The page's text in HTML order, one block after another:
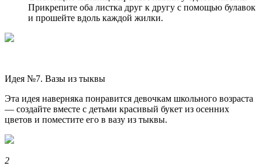
Прикрепите оба листка друг к другу с помощью булавок
и прошейте вдоль каждой жилки.
Идея №7. Вазы из тыквы
Эта идея наверняка понравится девочкам школьного возраста
— создайте вместе с детьми красивый букет из осенних
цветов и поместите его в вазу из тыквы.
2